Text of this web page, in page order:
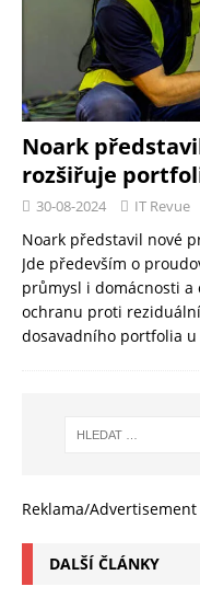
Noark
rozšiřuje
30-08-2024 IT Revue
Noark představil nové
Jde především o
průmysl i domácnosti a
ochranu proti
dosavadního portfolia u
Reklama/Advertisement
DALŠÍ ČLÁNKY